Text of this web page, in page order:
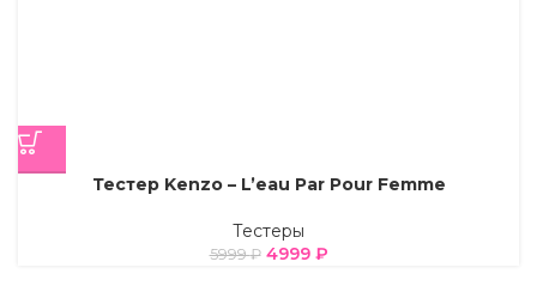
Тестер Kenzo – L’eau Par Pour Femme
Тестеры
5999₽ 4999 ₽